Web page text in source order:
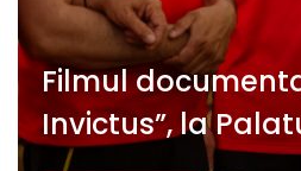
Filmul
Invictus”, la